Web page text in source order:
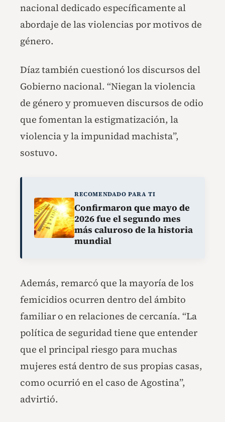
nacional dedicado específicamente al
abordaje de las violencias por motivos de
género.
Díaz también cuestionó los discursos del
Gobierno nacional. “Niegan la violencia
de género y promueven discursos de odio
que fomentan la estigmatización, la
violencia y la impunidad machista”,
sostuvo.
RECOMENDADO PARA TI
Confirmaron que mayo de
2026 fue el segundo mes
más caluroso de la historia
mundial
Además, remarcó que la mayoría de los
femicidios ocurren dentro del ámbito
familiar o en relaciones de cercanía. “La
política de seguridad tiene que entender
que el principal riesgo para muchas
mujeres está dentro de sus propias casas,
como ocurrió en el caso de Agostina”,
advirtió.